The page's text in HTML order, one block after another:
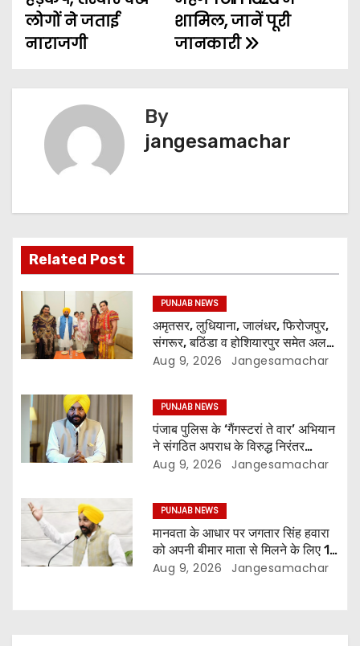
शामिल, जानें पूरी
जानकारी
लोगों ने जताई
नाराजगी
By
jangesamachar
Related Post
PUNJAB NEWS
अमृतसर, लुधियाना, जालंधर, फिरोजपुर,
संगरूर, बठिंडा व होशियारपुर समेत अलग-
अलग स्थानों पर ये शो होगा- भगवंत सिंह
Aug 9, 2026 Jangesamachar
PUNJAB NEWS
पंजाब पुलिस के ‘गैंगस्टरां ते वार’ अभियान
ने संगठित अपराध के विरुद्ध निरंतर
कार्रवाई के 200 दिन पूरे किए ; 1.09
Aug 9, 2026 Jangesamachar
PUNJAB NEWS
मानवता के आधार पर जगतार सिंह हवारा
को अपनी बीमार माता से मिलने के लिए 10
दिन की पैरोल दी जानी चाहिए- मुख्यमंत्री
Aug 9, 2026 Jangesamachar